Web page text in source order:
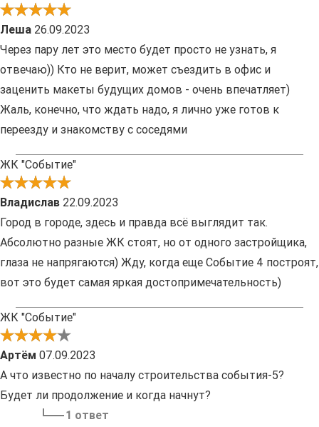
Леша 26.09.2023
Через пару лет это место будет просто не узнать, я
отвечаю)) Кто не верит, может съездить в офис и
заценить макеты будущих домов - очень впечатляет)
Жаль, конечно, что ждать надо, я лично уже готов к
переезду и знакомству с соседями
ЖК "Событие"
Владислав 22.09.2023
Город в городе, здесь и правда всё выглядит так.
Абсолютно разные ЖК стоят, но от одного застройщика,
глаза не напрягаются) Жду, когда еще Событие 4 построят,
вот это будет самая яркая достопримечательность)
ЖК "Событие"
Артём 07.09.2023
А что известно по началу строительства события-5?
Будет ли продолжение и когда начнут?
1 ответ